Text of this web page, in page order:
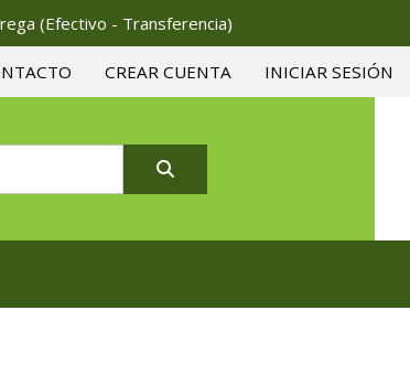
(Efectivo - Transferencia)
CREAR CUENTA INICIAR SESIÓN